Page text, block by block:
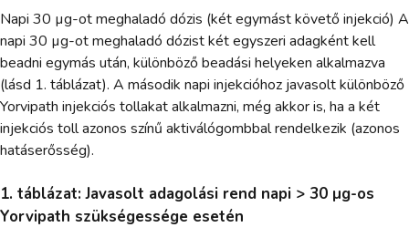
Napi 30 µg-ot meghaladó dózis (két egymást követő injekció) A
napi 30 µg-ot meghaladó dózist két egyszeri adagként kell
beadni egymás után, különböző beadási helyeken alkalmazva
(lásd 1. táblázat). A második napi injekcióhoz javasolt különböző
Yorvipath injekciós tollakat alkalmazni, még akkor is, ha a két
injekciós toll azonos színű aktiválógombbal rendelkezik (azonos
hatáserősség).
1. táblázat: Javasolt adagolási rend napi > 30 µg-os
Yorvipath szükségessége esetén